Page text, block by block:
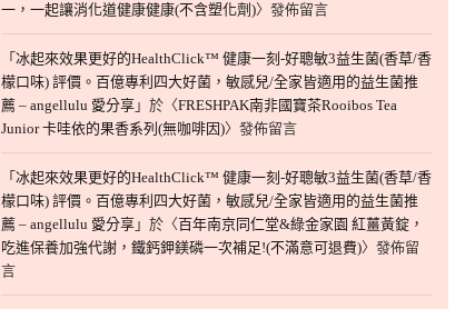
一，一起讓消化道健康健康(不含塑化劑)〉發佈留言
「 冰起來效果更好的HealthClick™ 健康一刻-好聰敏3益生菌(香草/香
檬口味) 評價。百億專利四大好菌，敏感兒/全家皆適用的益生菌推
薦 – angellulu 愛分享 」於〈FRESHPAK南非國寶茶Rooibos Tea
Junior 卡哇依的果香系列(無咖啡因)〉發佈留言
「 冰起來效果更好的HealthClick™ 健康一刻-好聰敏3益生菌(香草/香
檬口味) 評價。百億專利四大好菌，敏感兒/全家皆適用的益生菌推
薦 – angellulu 愛分享 」於〈百年南京同仁堂&綠金家園 紅薑黃錠，
吃進保養加強代謝，鐵鈣鉀鎂磷一次補足!(不滿意可退費)〉發佈留
言